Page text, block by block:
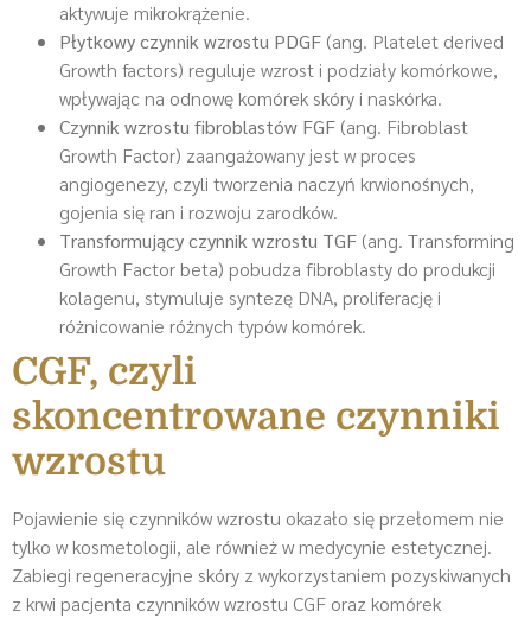
aktywuje mikrokrążenie.
Płytkowy czynnik wzrostu PDGF (ang. Platelet derived
Growth factors) reguluje wzrost i podziały komórkowe,
wpływając na odnowę komórek skóry i naskórka.
Czynnik wzrostu fibroblastów FGF (ang. Fibroblast
Growth Factor) zaangażowany jest w proces
angiogenezy, czyli tworzenia naczyń krwionośnych,
gojenia się ran i rozwoju zarodków.
Transformujący czynnik wzrostu TGF (ang. Transforming
Growth Factor beta) pobudza fibroblasty do produkcji
kolagenu, stymuluje syntezę DNA, proliferację i
różnicowanie różnych typów komórek.
CGF, czyli
skoncentrowane czynniki
wzrostu
Pojawienie się czynników wzrostu okazało się przełomem nie
tylko w kosmetologii, ale również w medycynie estetycznej.
Zabiegi regeneracyjne skóry z wykorzystaniem pozyskiwanych
z krwi pacjenta czynników wzrostu CGF oraz komórek